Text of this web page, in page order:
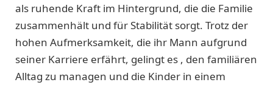
als ruhende Kraft im Hintergrund, die die Familie
zusammenhält und für Stabilität sorgt. Trotz der
hohen Aufmerksamkeit, die ihr Mann aufgrund
seiner Karriere erfährt, gelingt es , den familiären
Alltag zu managen und die Kinder in einem